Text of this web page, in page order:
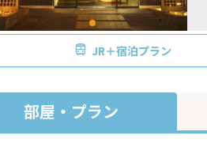
JR＋宿泊プラン
部屋・プラン